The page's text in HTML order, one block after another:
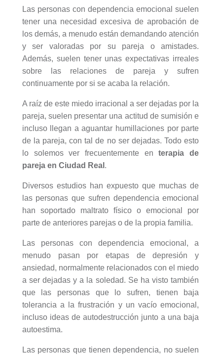
Las personas con dependencia emocional suelen
tener una necesidad excesiva de aprobación de
los demás, a menudo están demandando atención
y ser valoradas por su pareja o amistades.
Además, suelen tener unas expectativas irreales
sobre las relaciones de pareja y sufren
continuamente por si se acaba la relación.
A raíz de este miedo irracional a ser dejadas por la
pareja, suelen presentar una actitud de sumisión e
incluso llegan a aguantar humillaciones por parte
de la pareja, con tal de no ser dejadas. Todo esto
lo solemos ver frecuentemente en
terapia de
pareja en Ciudad Real .
Diversos estudios han expuesto que muchas de
las personas que sufren dependencia emocional
han soportado maltrato físico o emocional por
parte de anteriores parejas o de la propia familia.
Las personas con dependencia emocional, a
menudo pasan por etapas de depresión y
ansiedad, normalmente relacionados con el miedo
a ser dejadas y a la soledad. Se ha visto también
que las personas que lo sufren, tienen baja
tolerancia a la frustración y un vacío emocional,
incluso ideas de autodestrucción junto a una baja
autoestima.
Las personas que tienen dependencia, no suelen